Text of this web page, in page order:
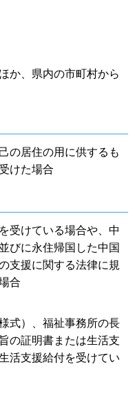
か、県内の市町村から
の居住の用に供するも
けた場合
受けている場合や、中
びに永住帰国した中国
支援に関する法律に規
合
式）、福祉事務所の長
の証明書または生活支
活支援給付を受けてい